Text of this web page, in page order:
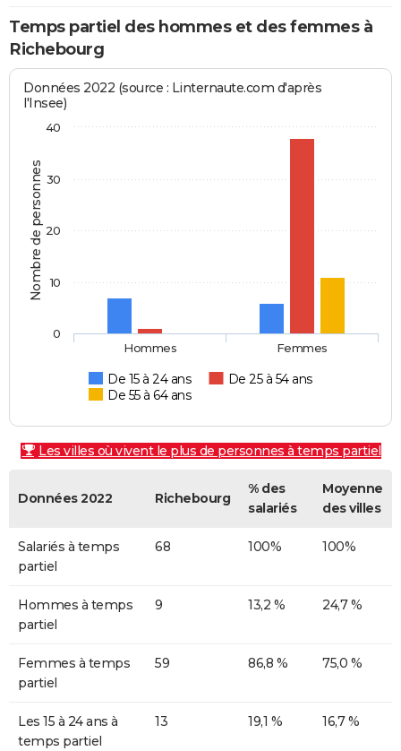
Temps partiel des hommes et des femmes à
Richebourg
Nombre de personnes
Données 2022 (source : Linternaute.com d'après
l'Insee)
De 15 à 24 ans
De 25 à 54 ans
De 55 à 64 ans
Hommes Femmes
0
10
20
30
40
Les villes où vivent le plus de personnes à temps partiel
Données 2022 Richebourg
% des
salariés
Moyenne
des villes
Salariés à temps
partiel
68 100% 100%
Hommes à temps
partiel
9 13,2 % 24,7 %
Femmes à temps
partiel
59 86,8 % 75,0 %
Les 15 à 24 ans à
temps partiel
13 19,1 % 16,7 %